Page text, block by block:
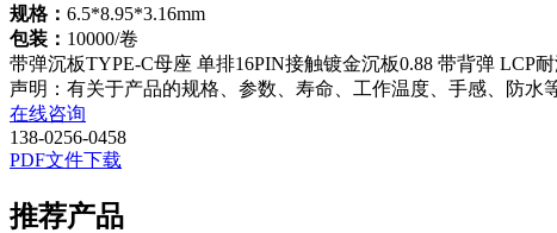
规格： 6.5*8.95*3.16mm
包装： 10000/卷
带弹沉板TYPE-C母座 单排16PIN接触镀金沉板0.88 带背弹 LCP
声明：有关于产品的规格、参数、寿命、工作温度、手感、防水
在线咨询
138-0256-0458
PDF文件下载
推荐产品